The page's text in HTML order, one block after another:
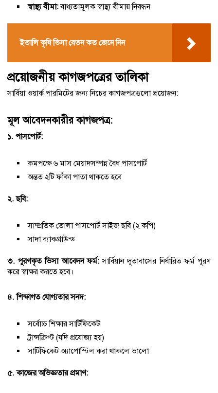
স্বাস্থ্য বীমা:বাধ্যতামূলক স্বাস্থ্য বীমায় নিবন্ধন
ইতালি কৃষি ভিসা বেতন কত জেনে নিন
প্রয়োজনীয় কাগজপত্রের তালিকা
সার্বিয়া ওয়ার্ক পারমিটের জন্য নিচের কাগজপত্রগুলো প্রয়োজন:
মূল আবেদনকারীর কাগজপত্র:
১. পাসপোর্ট:
কমপক্ষে ৬ মাস মেয়াদসম্পন্ন বৈধ পাসপোর্ট
অন্তত ২টি ফাঁকা পাতা থাকতে হবে
২. ছবি:
সাম্প্রতিক তোলা পাসপোর্ট সাইজ ছবি (২ কপি)
সাদা ব্যাকগ্রাউন্ড
৩. পূরণকৃত ভিসা আবেদন ফর্ম:সার্বিয়ান দূতাবাসের নির্ধারিত ফর্ম পূরণ
করে স্বাক্ষর করতে হবে।
৪. শিক্ষাগত যোগ্যতার সনদ:
সর্বোচ্চ শিক্ষার সার্টিফিকেট
ট্রান্সক্রিপ্ট (যদি প্রযোজ্য হয়)
সার্টিফিকেট অ্যাপোস্টিল করা থাকলে ভালো
৫. কাজের অভিজ্ঞতার প্রমাণ: